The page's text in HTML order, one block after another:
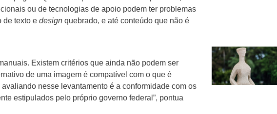
ou de tecnologias de apoio podem ter problemas
de texto e design quebrado, e até conteúdo que não é
Existem critérios que ainda não podem ser
de uma imagem é compatível com o que é
nesse levantamento é a conformidade com os
estipulados pelo próprio governo federal”, pontua